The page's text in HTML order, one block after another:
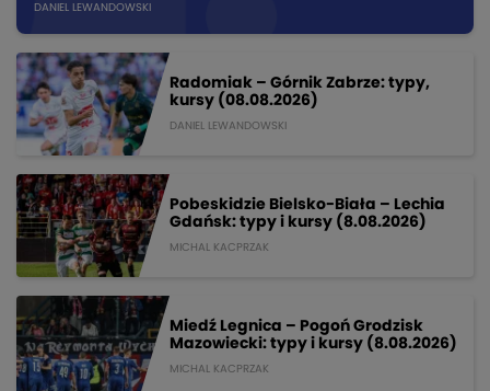
DANIEL LEWANDOWSKI
Radomiak – Górnik Zabrze: typy,
kursy (08.08.2026)
DANIEL LEWANDOWSKI
Pobeskidzie Bielsko-Biała – Lechia
Gdańsk: typy i kursy (8.08.2026)
MICHAL KACPRZAK
Miedź Legnica – Pogoń Grodzisk
Mazowiecki: typy i kursy (8.08.2026)
MICHAL KACPRZAK